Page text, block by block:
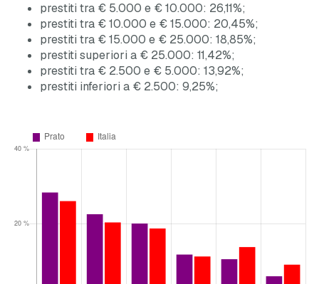
prestiti tra € 5.000 e € 10.000: 26,11%;
prestiti tra € 10.000 e € 15.000: 20,45%;
prestiti tra € 15.000 e € 25.000: 18,85%;
prestiti superiori a € 25.000: 11,42%;
prestiti tra € 2.500 e € 5.000: 13,92%;
prestiti inferiori a € 2.500: 9,25%;